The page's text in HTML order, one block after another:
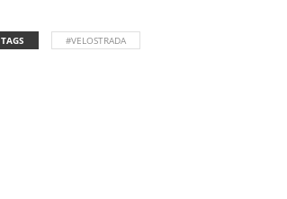
TAGS #VELOSTRADA